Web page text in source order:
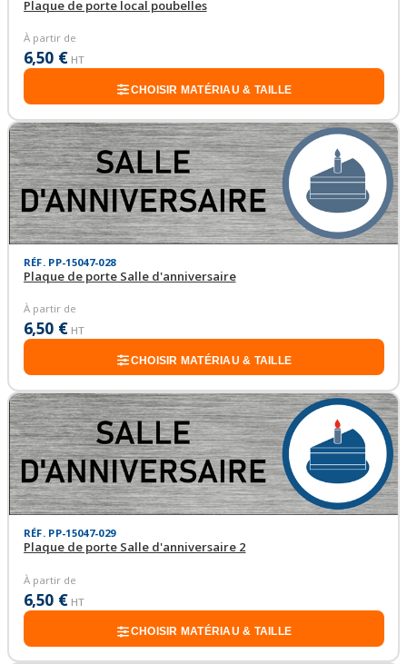
Plaque de porte local poubelles
À partir de
6,50 € HT
CHOISIR MATÉRIAU & TAILLE
RÉF. PP-15047-028
Plaque de porte Salle d'anniversaire
À partir de
6,50 € HT
CHOISIR MATÉRIAU & TAILLE
RÉF. PP-15047-029
Plaque de porte Salle d'anniversaire 2
À partir de
6,50 € HT
CHOISIR MATÉRIAU & TAILLE